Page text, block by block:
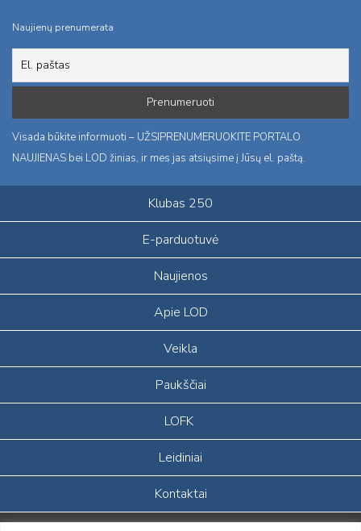
Naujienų prenumerata
Visada būkite informuoti – UŽSIPRENUMERUOKITE PORTALO
NAUJIENAS bei LOD žinias, ir mes jas atsiųsime į Jūsų el. paštą.
Klubas 250
E-parduotuvė
Naujienos
Apie LOD
Veikla
Paukščiai
LOFK
Leidiniai
Kontaktai